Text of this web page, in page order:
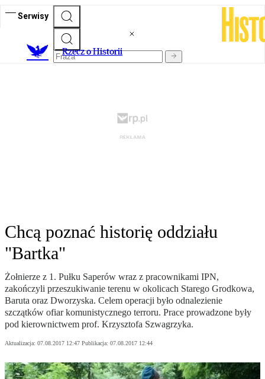
Serwisy
Rzecz o Historii
Chcą poznać historię oddziału
"Bartka"
Żołnierze z 1. Pułku Saperów wraz z pracownikami IPN,
zakończyli przeszukiwanie terenu w okolicach Starego Grodkowa,
Baruta oraz Dworzyska. Celem operacji było odnalezienie
szczątków ofiar komunistycznego terroru. Prace prowadzone były
pod kierownictwem prof. Krzysztofa Szwagrzyka.
Aktualizacja: 07.08.2017 12:47 Publikacja: 07.08.2017 12:44